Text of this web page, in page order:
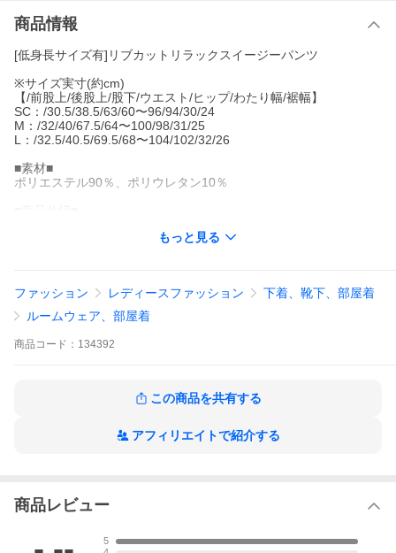
商品情報
[低身長サイズ有]リブカットリラックスイージーパンツ
※サイズ実寸(約cm)
【/前股上/後股上/股下/ウエスト/ヒップ/わたり幅/裾幅】
SC：/30.5/38.5/63/60〜96/94/30/24
M：/32/40/67.5/64〜100/98/31/25
L：/32.5/40.5/69.5/68〜104/102/32/26
■素材■
ポリエステル90％、ポリウレタン10％
ウエストゴム入り、ポケットあり
ブラック モカベージュ チャコール ラベンダー SCサイズ Mサイズ
Lサイズ パンツ ストレッチパンツ リラックスパンツ イージーパン
ツ ウエストゴム SCサイズ 低身長向けSサイズ対応 セットアップ
もっと見る
ファッション レディースファッション
下着、靴下、部屋着
ルームウェア、部屋着
商品 コード： 134392
この商品を共有する
アフィリエイトで紹介する
商品レビュー
5